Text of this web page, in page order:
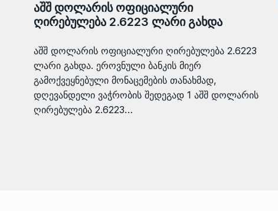
აშშ დოლარის ოფიციალური
ღირებულება 2.6223 ლარი გახდა
აშშ დოლარის ოფიციალური ღირებულება 2.6223
ლარი გახდა. ეროვნული ბანკის მიერ
გამოქვეყნებული მონაცემების თანახმად,
დღევანდელი ვაჭრობის შედეგად 1 აშშ დოლარის
ღირებულება 2.6223…